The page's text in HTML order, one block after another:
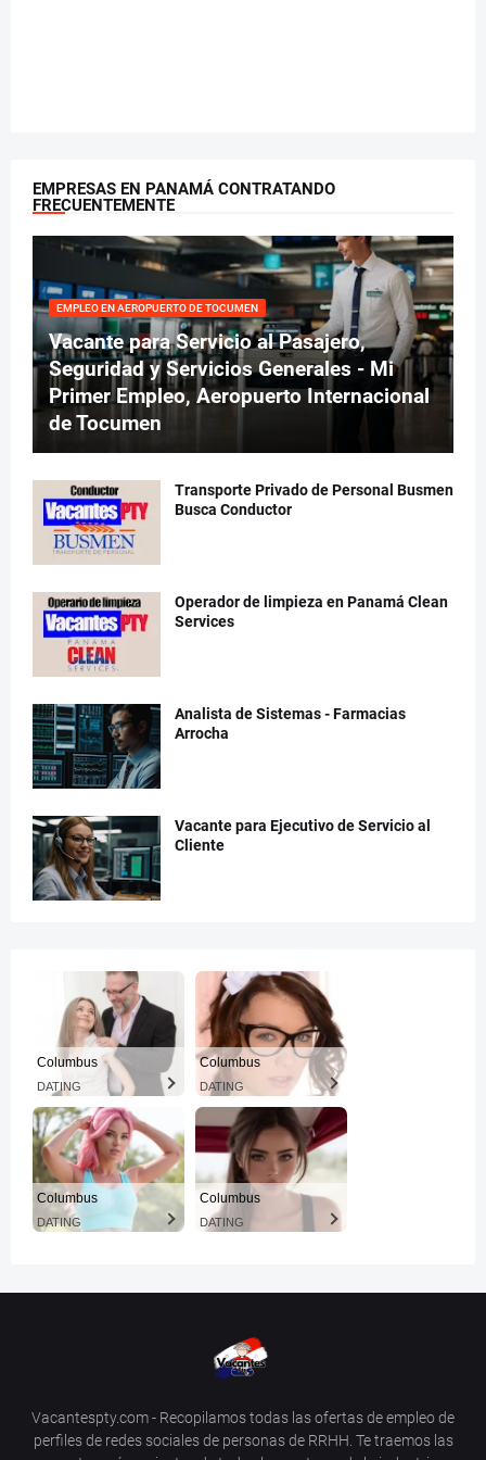
EMPRESAS EN PANAMÁ CONTRATANDO
FRECUENTEMENTE
EMPLEO EN AEROPUERTO DE TOCUMEN
Vacante para Servicio al Pasajero,
Seguridad y Servicios Generales - Mi
Primer Empleo, Aeropuerto Internacional
de Tocumen
Transporte Privado de Personal Busmen
Busca Conductor
Operador de limpieza en Panamá Clean
Services
Analista de Sistemas - Farmacias
Arrocha
Vacante para Ejecutivo de Servicio al
Cliente
Columbus
DATING
Columbus
DATING
Columbus
DATING
Columbus
DATING
Vacantespty.com - Recopilamos todas las ofertas de empleo de
perfiles de redes sociales de personas de RRHH. Te traemos las